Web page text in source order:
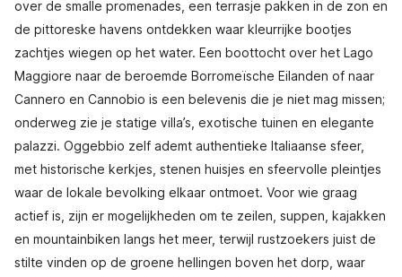
over de smalle promenades, een terrasje pakken in de zon en
de pittoreske havens ontdekken waar kleurrijke bootjes
zachtjes wiegen op het water. Een boottocht over het Lago
Maggiore naar de beroemde Borromeïsche Eilanden of naar
Cannero en Cannobio is een belevenis die je niet mag missen;
onderweg zie je statige villa’s, exotische tuinen en elegante
palazzi. Oggebbio zelf ademt authentieke Italiaanse sfeer,
met historische kerkjes, stenen huisjes en sfeervolle pleintjes
waar de lokale bevolking elkaar ontmoet. Voor wie graag
actief is, zijn er mogelijkheden om te zeilen, suppen, kajakken
en mountainbiken langs het meer, terwijl rustzoekers juist de
stilte vinden op de groene hellingen boven het dorp, waar